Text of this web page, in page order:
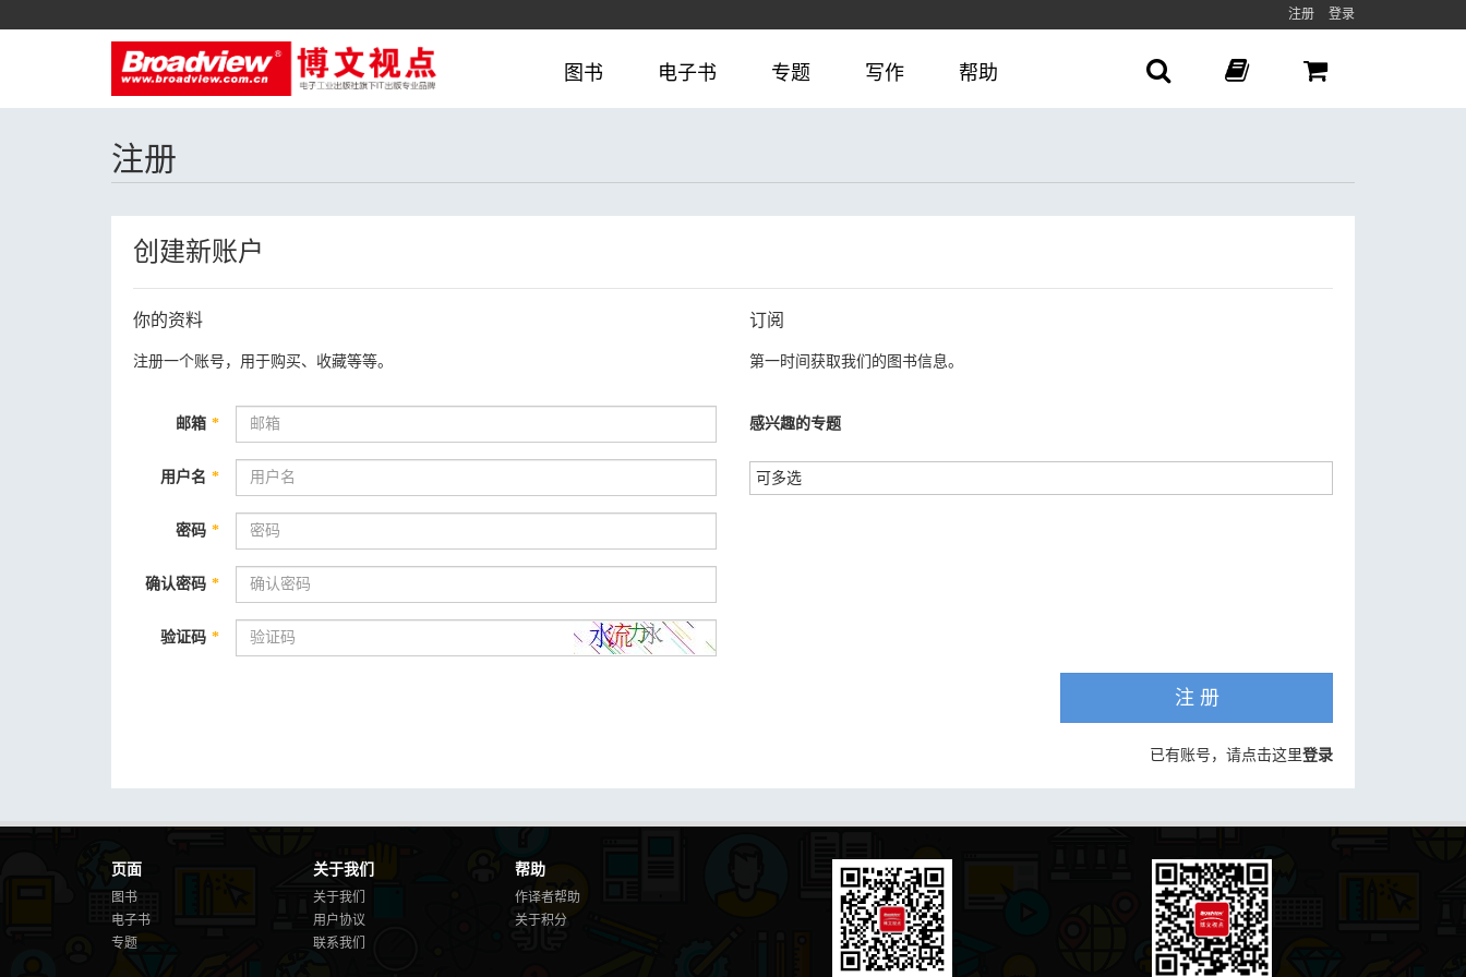
注册 登录
图书 电子书 专题 写作 帮助
注册
创建新账户
你的资料
注册一个账号，用于购买、收藏等等。
邮箱 *
用户名 *
密码 *
确认密码 *
验证码 *
订阅
第一时间获取我们的图书信息。
感兴趣的专题
注 册
已有账号，请点击这里登录
页面
图书
电子书
专题
关于我们
关于我们
用户协议
联系我们
帮助
作译者帮助
关于积分